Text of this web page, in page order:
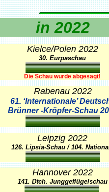
in 2022
Kielce/Polen 2022
30. Eurpaschau
Die Schau wurde abgesagt!
Rabenau 2022
61. ‘Internationale’
Brünner -Kröpfer-Schau
Leipzig 2022
126. Lipsia-Schau / 104.
Hannover 2022
141. Dtch. Junggeflügelschau